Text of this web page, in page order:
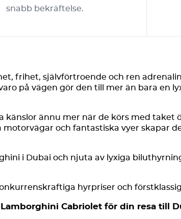
snabb bekräftelse.
frihet, självförtroende och ren
på vägen gör den till mer än bara en
känslor ännu mer när de körs med taket
motorvägar och fantastiska vyer skapar
i Dubai och njuta av lyxiga
hyrpriser och
Cabriolet för din resa till